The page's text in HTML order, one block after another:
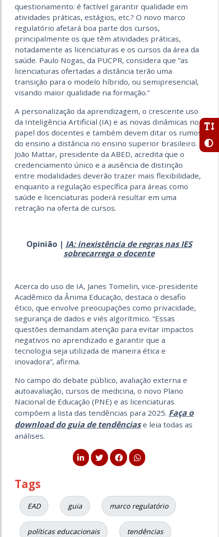
questionamento: é factível garantir qualidade em
atividades práticas, estágios, etc.? O novo marco
regulatório afetará boa parte dos cursos,
principalmente os que têm atividades práticas,
notadamente as licenciaturas e os cursos da área da
saúde. Paulo Nogas, da PUCPR, considera que “as
licenciaturas ofertadas a distância terão uma
transição para o modelo híbrido, ou semipresencial,
visando maior qualidade na formação.”
A personalização da aprendizagem, o crescente uso
da Inteligência Artificial (IA) e as novas dinâmicas no
papel dos docentes e também devem ditar os rumos
do ensino a distância no ensino superior brasileiro.
João Mattar, presidente da ABED, acredita que o
credenciamento único e a ausência de distinção
entre modalidades deverão trazer mais flexibilidade,
enquanto a regulação específica para áreas como
saúde e licenciaturas poderá resultar em uma
retração na oferta de cursos.
Opinião | IA: inexistência de regras nas IES
sobrecarrega o docente
Acerca do uso de IA, Janes Tomelin, vice-presidente
Acadêmico da Ânima Educação, destaca o desafio
ético, que envolve preocupações como privacidade,
segurança de dados e viés algorítmico. “Essas
questões demandam atenção para evitar impactos
negativos no aprendizado e garantir que a
tecnologia seja utilizada de maneira ética e
inovadora”, afirma.
No campo do debate público, avaliação externa e
autoavaliação, cursos de medicina, o novo Plano
Nacional de Educação (PNE) e as licenciaturas
compõem a lista das tendências para 2025. Faça o
download do guia de tendênciase leia todas as
análises.
Tags
EAD guia marco regulatório
políticas educacionais tendências